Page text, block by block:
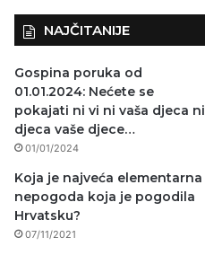
NAJČITANIJE
Gospina poruka od
01.01.2024: Nećete se
pokajati ni vi ni vaša djeca ni
djeca vaše djece…
01/01/2024
Koja je najveća elementarna
nepogoda koja je pogodila
Hrvatsku?
07/11/2021